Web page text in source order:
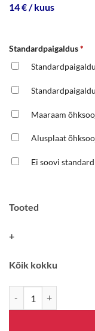
14 € / kuus
Standardpaigaldus*
Maaraam
Alusplaat
Ei soovi
Tooted
+
Kõik kokku